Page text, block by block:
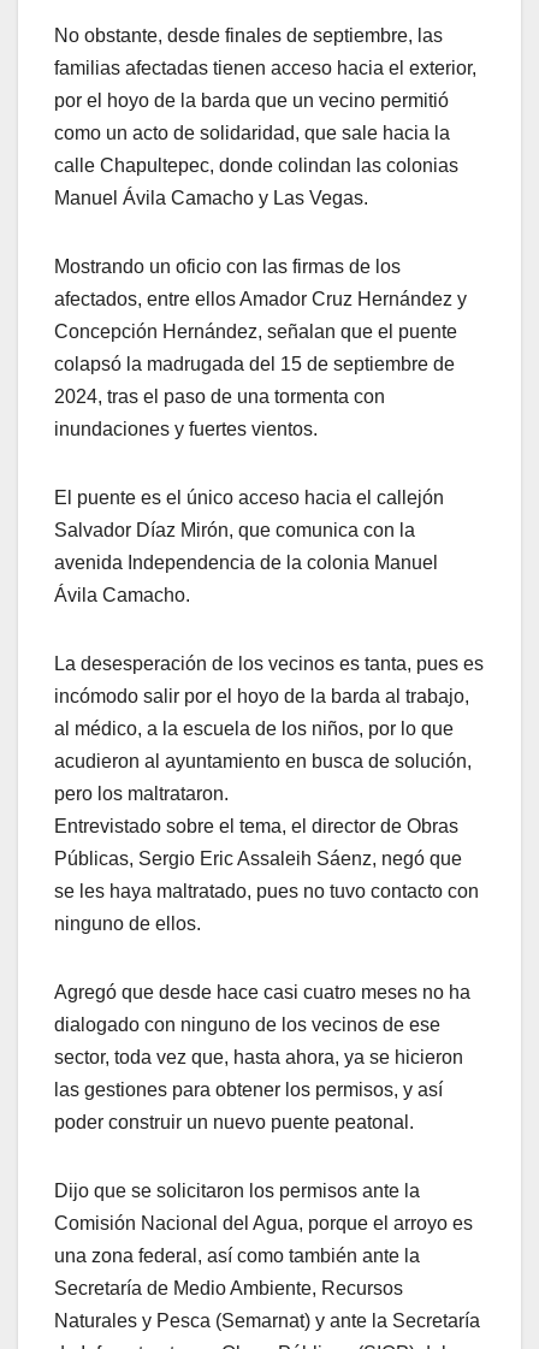
No obstante, desde finales de septiembre, las
familias afectadas tienen acceso hacia el exterior,
por el hoyo de la barda que un vecino permitió
como un acto de solidaridad, que sale hacia la
calle Chapultepec, donde colindan las colonias
Manuel Ávila Camacho y Las Vegas.
Mostrando un oficio con las firmas de los
afectados, entre ellos Amador Cruz Hernández y
Concepción Hernández, señalan que el puente
colapsó la madrugada del 15 de septiembre de
2024, tras el paso de una tormenta con
inundaciones y fuertes vientos.
El puente es el único acceso hacia el callejón
Salvador Díaz Mirón, que comunica con la
avenida Independencia de la colonia Manuel
Ávila Camacho.
La desesperación de los vecinos es tanta, pues es
incómodo salir por el hoyo de la barda al trabajo,
al médico, a la escuela de los niños, por lo que
acudieron al ayuntamiento en busca de solución,
pero los maltrataron.
Entrevistado sobre el tema, el director de Obras
Públicas, Sergio Eric Assaleih Sáenz, negó que
se les haya maltratado, pues no tuvo contacto con
ninguno de ellos.
Agregó que desde hace casi cuatro meses no ha
dialogado con ninguno de los vecinos de ese
sector, toda vez que, hasta ahora, ya se hicieron
las gestiones para obtener los permisos, y así
poder construir un nuevo puente peatonal.
Dijo que se solicitaron los permisos ante la
Comisión Nacional del Agua, porque el arroyo es
una zona federal, así como también ante la
Secretaría de Medio Ambiente, Recursos
Naturales y Pesca (Semarnat) y ante la Secretaría